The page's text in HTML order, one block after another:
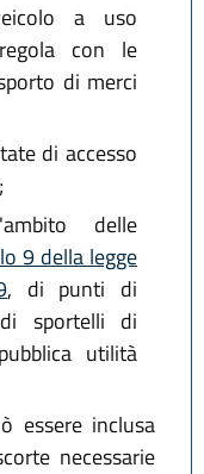
a uso
con le
di merci
di accesso
delle
9 della legge
, di punti di
sportelli di
utilità
essere inclusa
necessarie